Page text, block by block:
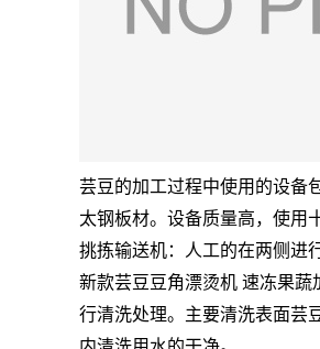
芸豆的加工过程中使用的设备
太钢板材。设备质量高，使用
挑拣输送机：人工的在两侧进
新款芸豆豆角漂烫机 速冻果蔬
行清洗处理。主要清洗表面芸